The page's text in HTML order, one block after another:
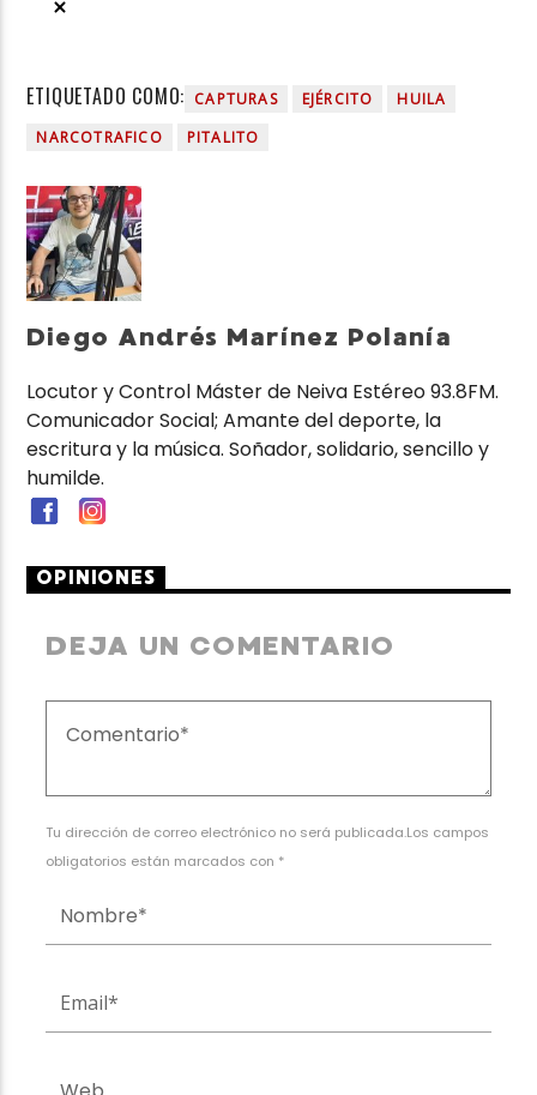
ETIQUETADO COMO: CAPTURAS EJÉRCITO
HUILA
NARCOTRAFICO
PITALITO
Diego Andrés Marínez Polanía
Locutor y Control Máster de Neiva Estéreo 93.8FM.
Comunicador Social; Amante del deporte, la
escritura y la música. Soñador, solidario, sencillo y
humilde.
OPINIONES
DEJA UN COMENTARIO
Tu dirección de correo electrónico no será publicada.Los campos
obligatorios están marcados con *